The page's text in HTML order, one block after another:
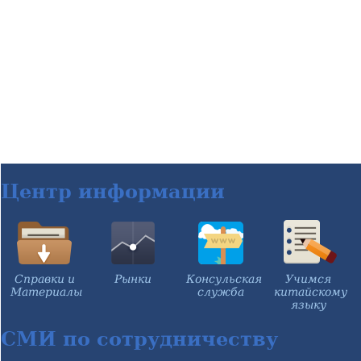
Центр информации
Справки и
Материалы
Рынки
Консульская
служба
Учимся
китайскому
языку
СМИ по сотрудничеству